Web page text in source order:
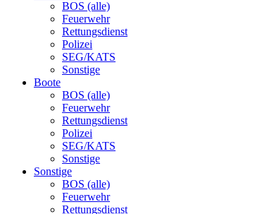
BOS (alle)
Feuerwehr
Rettungsdienst
Polizei
SEG/KATS
Sonstige
Boote
BOS (alle)
Feuerwehr
Rettungsdienst
Polizei
SEG/KATS
Sonstige
Sonstige
BOS (alle)
Feuerwehr
Rettungsdienst